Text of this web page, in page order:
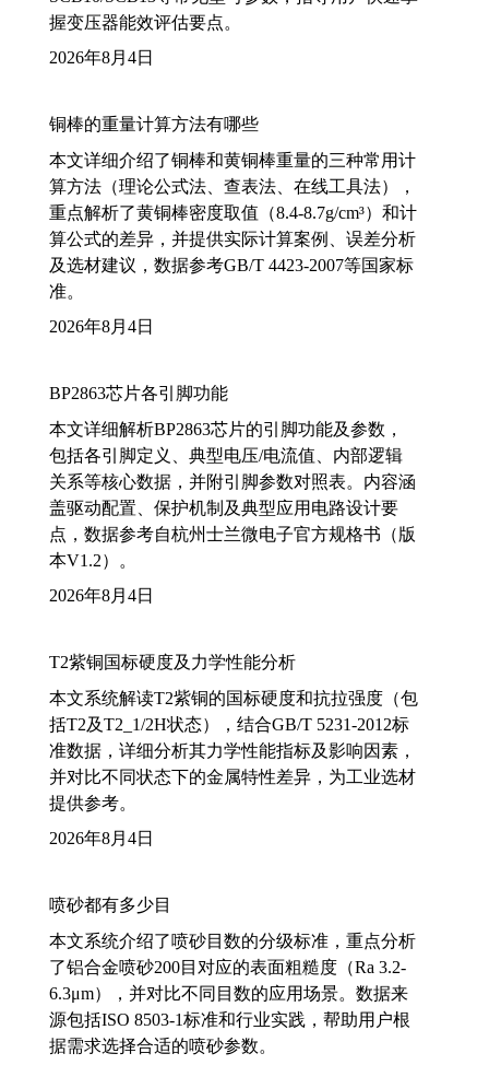
握变压器能效评估要点。
2026年8月4日
铜棒的重量计算方法有哪些
本文详细介绍了铜棒和黄铜棒重量的三种常用计
算方法（理论公式法、查表法、在线工具法），
重点解析了黄铜棒密度取值（8.4-8.7g/cm³）和计
算公式的差异，并提供实际计算案例、误差分析
及选材建议，数据参考GB/T 4423-2007等国家标
准。
2026年8月4日
BP2863芯片各引脚功能
本文详细解析BP2863芯片的引脚功能及参数，
包括各引脚定义、典型电压/电流值、内部逻辑
关系等核心数据，并附引脚参数对照表。内容涵
盖驱动配置、保护机制及典型应用电路设计要
点，数据参考自杭州士兰微电子官方规格书（版
本V1.2）。
2026年8月4日
T2紫铜国标硬度及力学性能分析
本文系统解读T2紫铜的国标硬度和抗拉强度（包
括T2及T2_1/2H状态），结合GB/T 5231-2012标
准数据，详细分析其力学性能指标及影响因素，
并对比不同状态下的金属特性差异，为工业选材
提供参考。
2026年8月4日
喷砂都有多少目
本文系统介绍了喷砂目数的分级标准，重点分析
了铝合金喷砂200目对应的表面粗糙度（Ra 3.2-
6.3μm），并对比不同目数的应用场景。数据来
源包括ISO 8503-1标准和行业实践，帮助用户根
据需求选择合适的喷砂参数。